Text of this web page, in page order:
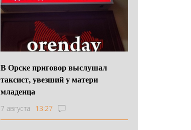
В Орске приговор выслушал
таксист, увезший у матери
младенца
7 августа 13:27